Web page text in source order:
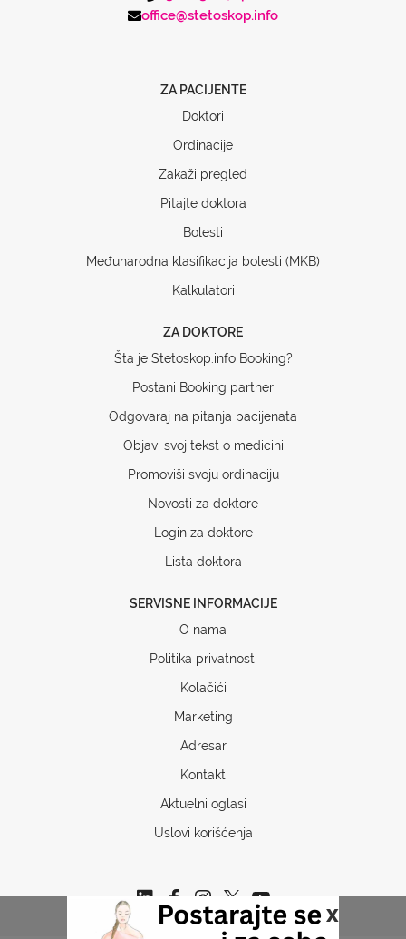
x
office@stetoskop.info
ZA PACIJENTE
Doktori
Ordinacije
Zakaži pregled
Pitajte doktora
Bolesti
Međunarodna klasifikacija bolesti (MKB)
Kalkulatori
ZA DOKTORE
Šta je Stetoskop.info Booking?
Postani Booking partner
Odgovaraj na pitanja pacijenata
Objavi svoj tekst o medicini
Promoviši svoju ordinaciju
Novosti za doktore
Login za doktore
Lista doktora
SERVISNE INFORMACIJE
O nama
Politika privatnosti
Kolačići
Marketing
Adresar
Kontakt
Aktuelni oglasi
Uslovi korišćenja